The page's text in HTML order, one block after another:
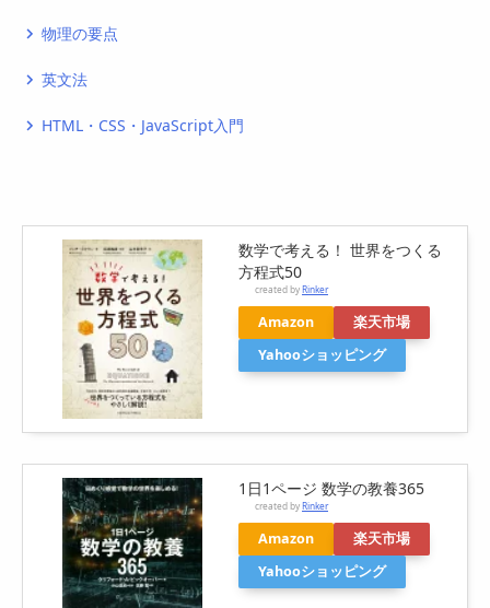
navigate_next 物理の要点
navigate_next 英文法
navigate_next HTML・CSS・JavaScript入門
数学で考える！ 世界をつくる
方程式50
created byRinker
Amazon
楽天市場
Yahooショッピング
1日1ページ 数学の教養365
created byRinker
Amazon
楽天市場
Yahooショッピング